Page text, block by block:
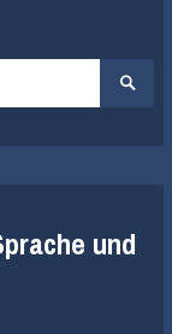
Suche
und